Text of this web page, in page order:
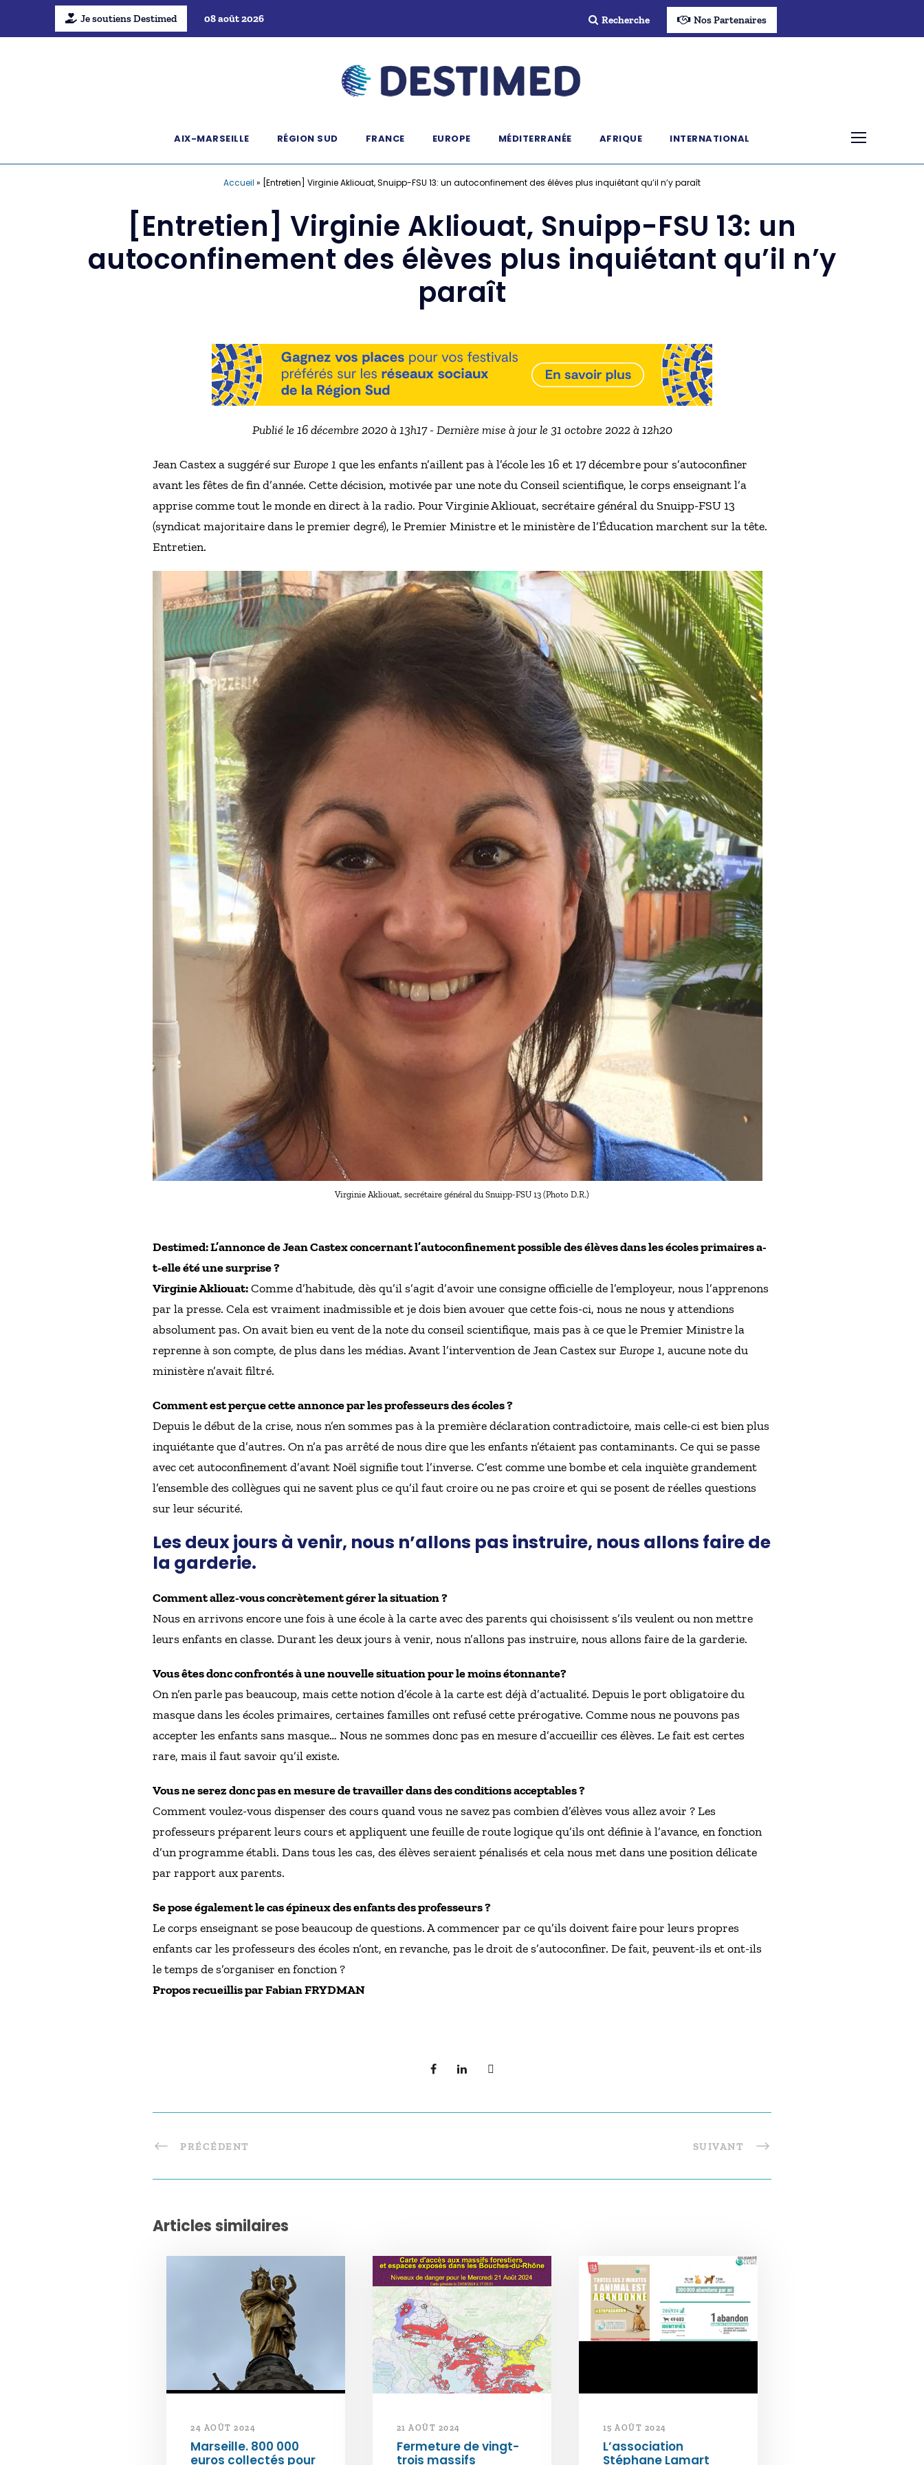
Je soutiens Destimed 08 août 2026 Recherche Nos Partenaires
AIX-MARSEILLE RÉGION SUD FRANCE EUROPE MÉDITERRANÉE AFRIQUE INTERNATIONAL
Accueil » [Entretien] Virginie Akliouat, Snuipp-FSU 13: un autoconfinement des élèves plus inquiétant qu’il n’y paraît
[Entretien] Virginie Akliouat, Snuipp-FSU 13: un
autoconfinement des élèves plus inquiétant qu’il n’y
paraît
Publié le 16 décembre 2020 à 13h17 - Dernière mise à jour le 31 octobre 2022 à 12h20
Jean Castex a suggéré sur Europe 1 que les enfants n’aillent pas à l’école les 16 et 17 décembre pour s’autoconfiner
avant les fêtes de fin d’année. Cette décision, motivée par une note du Conseil scientifique, le corps enseignant l’a
apprise comme tout le monde en direct à la radio. Pour Virginie Akliouat, secrétaire général du Snuipp-FSU 13
(syndicat majoritaire dans le premier degré), le Premier Ministre et le ministère de l’Éducation marchent sur la tête.
Entretien.
Virginie Akliouat, secrétaire général du Snuipp-FSU 13 (Photo D.R.)
Destimed: L’annonce de Jean Castex concernant l’autoconfinement possible des élèves dans les écoles primaires a-
t-elle été une surprise ?
Virginie Akliouat:Comme d’habitude, dès qu’il s’agit d’avoir une consigne officielle de l’employeur, nous l’apprenons
par la presse. Cela est vraiment inadmissible et je dois bien avouer que cette fois-ci, nous ne nous y attendions
absolument pas. On avait bien eu vent de la note du conseil scientifique, mais pas à ce que le Premier Ministre la
reprenne à son compte, de plus dans les médias. Avant l’intervention de Jean Castex sur Europe 1, aucune note du
ministère n’avait filtré.
Comment est perçue cette annonce par les professeurs des écoles ?
Depuis le début de la crise, nous n’en sommes pas à la première déclaration contradictoire, mais celle-ci est bien plus
inquiétante que d’autres. On n’a pas arrêté de nous dire que les enfants n’étaient pas contaminants. Ce qui se passe
avec cet autoconfinement d’avant Noël signifie tout l’inverse. C’est comme une bombe et cela inquiète grandement
l’ensemble des collègues qui ne savent plus ce qu’il faut croire ou ne pas croire et qui se posent de réelles questions
sur leur sécurité.
Les deux jours à venir, nous n’allons pas instruire, nous allons faire de
la garderie.
Comment allez-vous concrètement gérer la situation ?
Nous en arrivons encore une fois à une école à la carte avec des parents qui choisissent s’ils veulent ou non mettre
leurs enfants en classe. Durant les deux jours à venir, nous n’allons pas instruire, nous allons faire de la garderie.
Vous êtes donc confrontés à une nouvelle situation pour le moins étonnante?
On n’en parle pas beaucoup, mais cette notion d’école à la carte est déjà d’actualité. Depuis le port obligatoire du
masque dans les écoles primaires, certaines familles ont refusé cette prérogative. Comme nous ne pouvons pas
accepter les enfants sans masque… Nous ne sommes donc pas en mesure d’accueillir ces élèves. Le fait est certes
rare, mais il faut savoir qu’il existe.
Vous ne serez donc pas en mesure de travailler dans des conditions acceptables ?
Comment voulez-vous dispenser des cours quand vous ne savez pas combien d’élèves vous allez avoir ? Les
professeurs préparent leurs cours et appliquent une feuille de route logique qu’ils ont définie à l’avance, en fonction
d’un programme établi. Dans tous les cas, des élèves seraient pénalisés et cela nous met dans une position délicate
par rapport aux parents.
Se pose également le cas épineux des enfants des professeurs ?
Le corps enseignant se pose beaucoup de questions. A commencer par ce qu’ils doivent faire pour leurs propres
enfants car les professeurs des écoles n’ont, en revanche, pas le droit de s’autoconfiner. De fait, peuvent-ils et ont-ils
le temps de s’organiser en fonction ?
Propos recueillis par Fabian FRYDMAN
PRÉCÉDENT SUIVANT
Articles similaires
24 AOÛT 2024
Marseille. 800 000
euros collectés pour
21 AOÛT 2024
Fermeture de vingt-
trois massifs
15 AOÛT 2024
L’association
Stéphane Lamart